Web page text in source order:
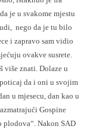
je u svakome mjestu
nego da je tu bilo
i zapravo sam vidio
ovakve susrete.
više znati. Dolaze u
da i oni u svojim
u mjesecu, dan kao u
Gospine
Nakon SAD